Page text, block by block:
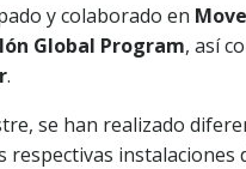
y colaborado en
Global Program, así
.
se han realizado
respectivas